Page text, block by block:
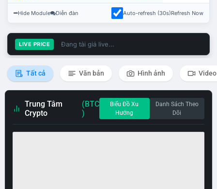
Hide Module Diễn đàn Auto-refresh (30s)Refresh Now
LIVE PRICE Đang tải giá live...
Tất cả Văn bản Hình ảnh Video
Trung Tâm
Crypto
(BTC
)
Biểu Đồ Xu
Hướng
Danh Sách Theo
Dõi